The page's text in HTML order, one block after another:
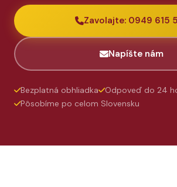
Zavolajte: 0949 615
Napíšte nám
Bezplatná obhliadka
Odpoveď do 24
Pôsobíme po celom Slovensku